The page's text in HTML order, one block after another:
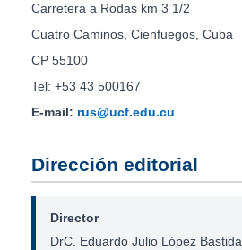
Carretera a Rodas km 3 1/2
Cuatro Caminos, Cienfuegos, Cuba
CP 55100
Tel: +53 43 500167
E-mail: rus@ucf.edu.cu
Dirección editorial
Director
DrC. Eduardo Julio López Bastida